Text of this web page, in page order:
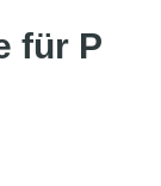
für P